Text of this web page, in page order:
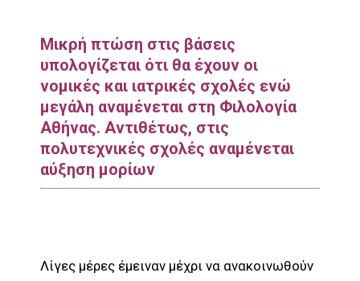
Μικρή πτώση στις βάσεις
υπολογίζεται ότι θα έχουν οι
νομικές και ιατρικές σχολές ενώ
μεγάλη αναμένεται στη Φιλολογία
Αθήνας. Αντιθέτως, στις
πολυτεχνικές σχολές αναμένεται
αύξηση μορίων
Λίγες μέρες έμειναν μέχρι να ανακοινωθούν